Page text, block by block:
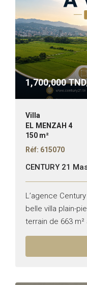
1,700,000
Villa
EL MENZAH 4
150 m²
Réf: 615070
CENTURY 21
L’agence
belle villa plain-
terrain de 663 m²
jardin . Elle se